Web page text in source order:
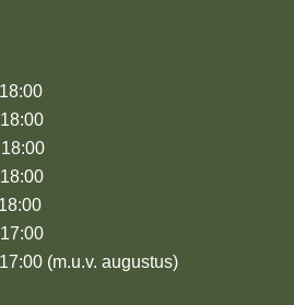
(m.u.v. augustus)